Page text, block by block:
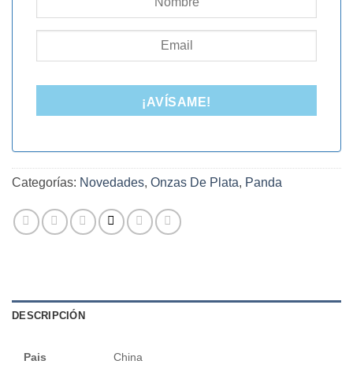
¡AVÍSAME!
Categorías: Novedades, Onzas De Plata, Panda
DESCRIPCIÓN
Pais China